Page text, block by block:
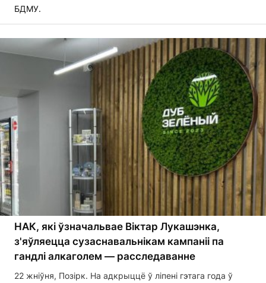
БДМУ.
НАК, які ўзначальвае Віктар Лукашэнка,
з'яўляецца сузаснавальнікам кампаніі па
гандлі алкаголем — расследаванне
22 жніўня, Позірк. На адкрыццё ў ліпені гэтага года ў